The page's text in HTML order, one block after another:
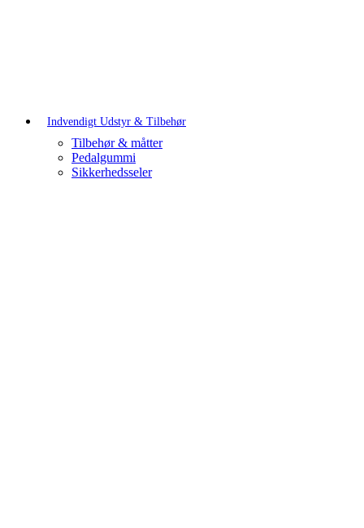
Indvendigt Udstyr & Tilbehør
Tilbehør & måtter
Pedalgummi
Sikkerhedsseler